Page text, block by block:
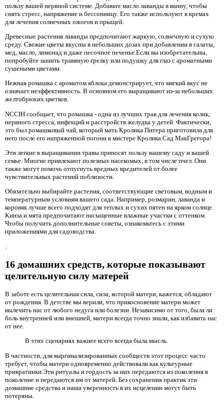
пользу вашей нервной системе. Добавьте масло лаванды в ванну, чтобы
снять стресс, напряжение и бессонницу. Его также используют в кремах
для лечения солнечных ожогов и прыщей.
Древесные растения лаванды предпочитают жаркую, солнечную и сухую
среду. Свежие цветы вкусны в небольших дозах при добавлении в салаты,
мед, масло, лимонад и даже песочное печенье.Если вы изобретательны,
попробуйте зашить травяную грелку или подушку для глаз с ароматными
сушеными цветами.
Нежная ромашка с ароматом яблока демонстрирует, что мягкий вкус не
означает неэффективность. В основном его выращивают из-за небольших
желтобрюхих цветков.
NCCIH сообщает, что ромашка - одна из лучших трав для лечения колик,
нервного стресса, инфекций и расстройств желудка у детей. Фактически,
это был ромашковый чай, который мать Кролика Питера приготовила для
него после его напряженной погони в мистере Кролика.Сад МакГрегора!
Эти легкие в выращивании травы приносят пользу вашему саду и вашей
семье. Многие привлекают полезных насекомых, в том числе пчел. Они
также могут помочь отпугнуть вредных вредителей от более
чувствительных растений поблизости.
Обязательно выбирайте растения, соответствующие световым, водным и
температурным условиям вашего сада. Например, розмарин, лаванда и
коровяк лучше всего подходят для теплых и сухих пятен на ярком солнце.
Кинза и мята предпочитают насыщенные влажные участки с оттенком.
Чтобы получить дополнительные советы, ознакомьтесь с этими
приложениями для садоводства.
16 домашних средств, которые показывают
целительную силу матерей
В заботе есть целительная сила, сила, которой матери, кажется, обладают
от рождения. В детстве мы верили, что прикосновение матери может
вылечить нас от любого недуга или болезни. Независимо от того, была ли
боль внутренней или внешней, матери всегда точно знали, как избавить нас
от нее.
В этих сценариях важнее всего всегда была мысль.
В частности, для маргинализированных сообществ этот процесс часто
требует, чтобы матери одновременно действовали как культурные
привратники.Эти ритуалы и гордость за них передаются из поколения в
поколение и передаются им от матерей. Без сохранения практик эти
домашние средства и наша уверенность в их исцелении могут быть
потеряны.